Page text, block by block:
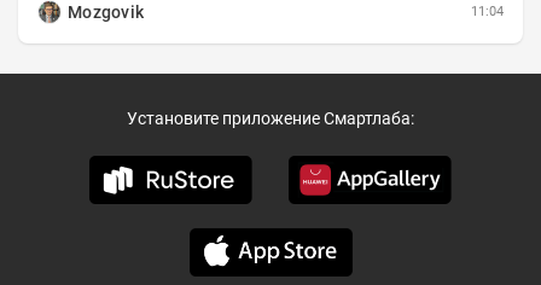
Mozgovik
11:04
Установите приложение Смартлаба: